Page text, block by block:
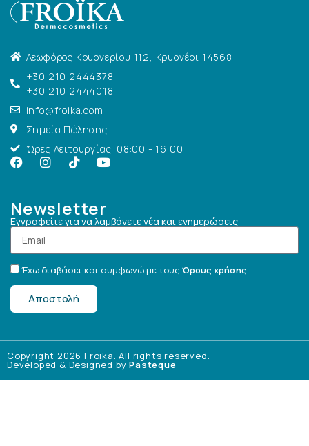
Λεωφόρος Κρυονερίου 112, Κρυονέρι 14568
+30 210 2444378
+30 210 2444018
info@froika.com
Σημεία Πώλησης
Ώρες Λειτουργίας: 08:00 - 16:00
Newsletter
Εγγραφείτε για να λαμβάνετε νέα και ενημερώσεις
Έχω διαβάσει και συμφωνώ με τους Όρους χρήσης
Αποστολή
Copyright 2026 Froika. All rights reserved.
Developed & Designed byPasteque